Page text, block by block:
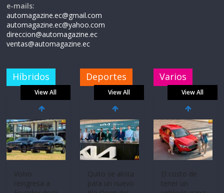
e-mails:
automagazine.ec@gmail.com
automagazine.ec@yahoo.com
direccion@automagazine.ec
ventas@automagazine.ec
Híbridos
View All
Volvo
reingresa a
Deportes
View All
La FEDAK
recibe 12
Sinotruk
Bolden para
cubrir las rutas
de La Vuelta
31 de julio de
Varios
View All
El costo de
tener un